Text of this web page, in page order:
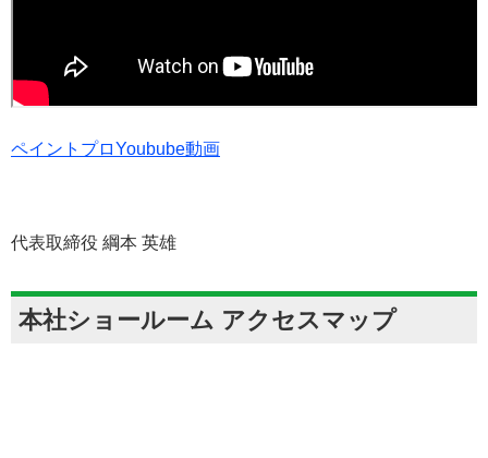
ペイントプロYoubube動画
代表取締役 綱本 英雄
本社ショールーム アクセスマップ